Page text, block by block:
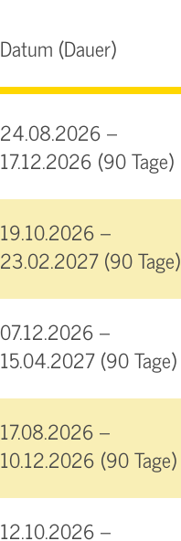
Datum (Dauer)
24.08.2026 –
17.12.2026 (90 Tage)
19.10.2026 –
23.02.2027 (90 Tage)
07.12.2026 –
15.04.2027 (90 Tage)
17.08.2026 –
10.12.2026 (90 Tage)
12.10.2026 –